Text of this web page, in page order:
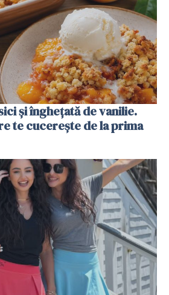
și înghețată de vanilie.
te cucerește de la prima